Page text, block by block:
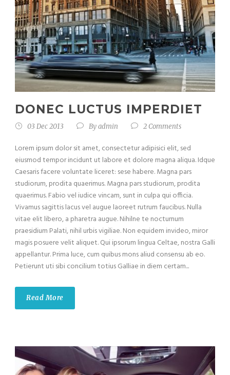
DONEC LUCTUS IMPERDIET
03 Dec 2013 Byadmin 2 Comments
Lorem ipsum dolor sit amet, consectetur adipisici elit, sed
eiusmod tempor incidunt ut labore et dolore magna aliqua. Idque
Caesaris facere voluntate liceret: sese habere. Magna pars
studiorum, prodita quaerimus. Magna pars studiorum, prodita
quaerimus. Fabio vel iudice vincam, sunt in culpa qui officia.
Vivamus sagittis lacus vel augue laoreet rutrum faucibus. Nulla
vitae elit libero, a pharetra augue. Nihilne te nocturnum
praesidium Palati, nihil urbis vigiliae. Non equidem invideo, miror
magis posuere velit aliquet. Qui ipsorum lingua Celtae, nostra Galli
appellantur. Prima luce, cum quibus mons aliud consensu ab eo.
Petierunt uti sibi concilium totius Galliae in diem certam...
Read More